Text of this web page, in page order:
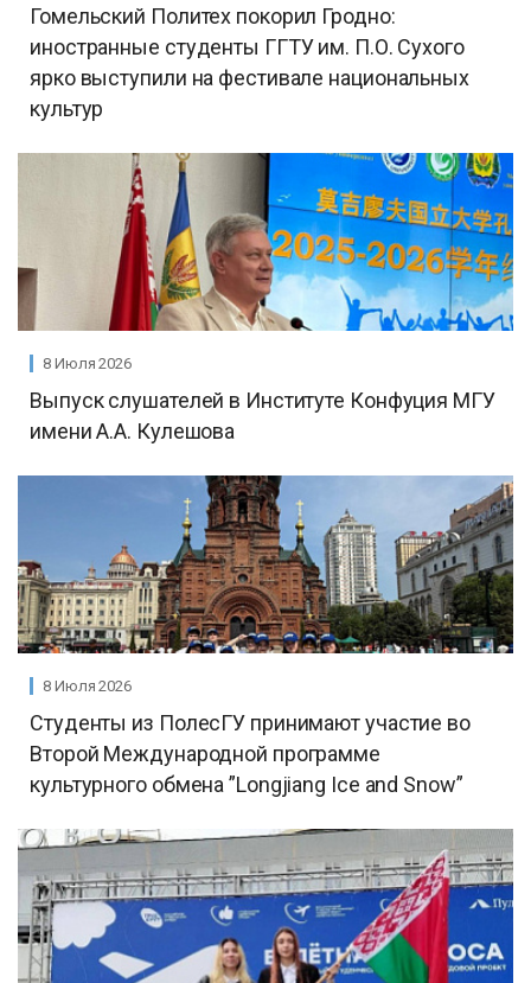
Гомельский Политех покорил Гродно:
иностранные студенты ГГТУ им. П.О. Сухого
ярко выступили на фестивале национальных
культур
8 Июля 2026
Выпуск слушателей в Институте Конфуция МГУ
имени А.А. Кулешова
8 Июля 2026
Студенты из ПолесГУ принимают участие во
Второй Международной программе
культурного обмена ”Longjiang Ice and Snow”